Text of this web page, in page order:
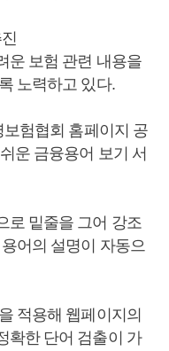
운 보험 관련 내용을
노력하고 있다.
험협회 홈페이지 공
운 금융용어 보기 서
로 밑줄을 그어 강조
어의 설명이 자동으
적용해 웹페이지의
확한 단어 검출이 가